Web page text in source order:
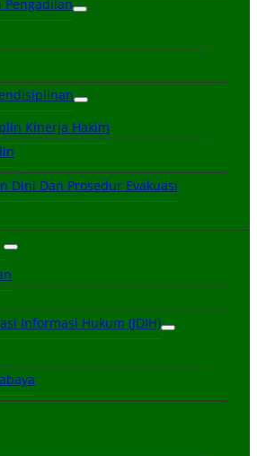
Pengadilan
Kinerja Hakim
Dini Dan Prosedur Evakuasi
Informasi Hukum (JDIH)